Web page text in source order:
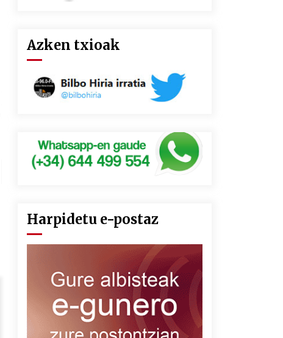
Azken txioak
Harpidetu e-postaz